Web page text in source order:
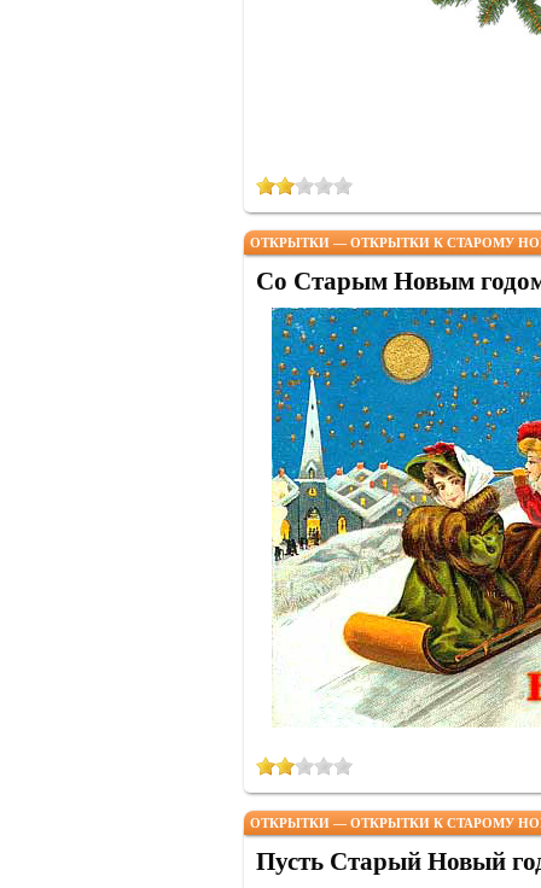
ОТКРЫТКИ — ОТКРЫТКИ К СТАРОМУ
Со Старым Новым
ОТКРЫТКИ — ОТКРЫТКИ К СТАРОМУ
Пусть Старый Новый